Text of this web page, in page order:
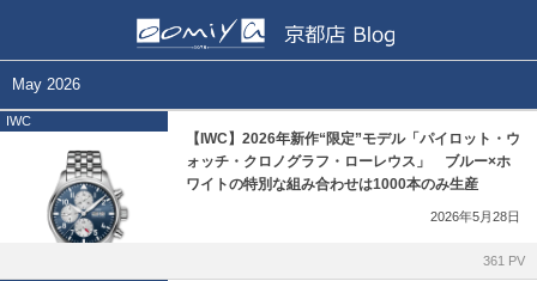
May 2026
IWC
【IWC】2026年新作“限定”モデル「パイロット・ウ
ォッチ・クロノグラフ・ローレウス」 ブルー×ホ
ワイトの特別な組み合わせは1000本のみ生産
2026年5月28日
361 PV
BELL&ROSS
BLANCPAIN
和歌山本店
心斎橋店